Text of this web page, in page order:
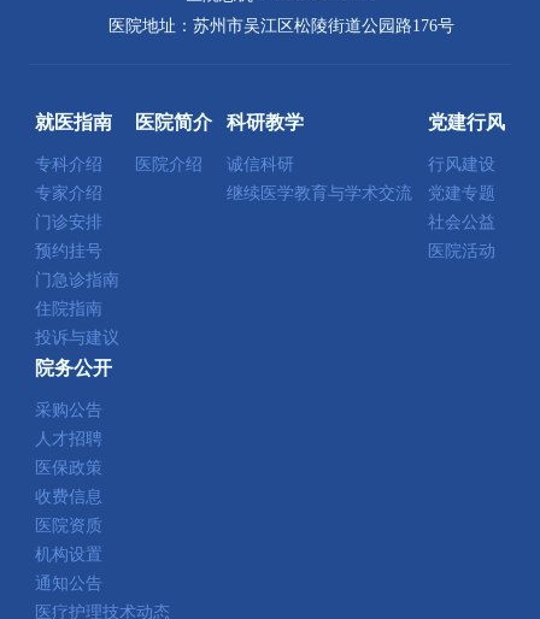
医院地址：苏州市吴江区松陵街道公园路176号
就医指南
专科介绍
专家介绍
门诊安排
预约挂号
门急诊指南
住院指南
投诉与建议
医院简介
医院介绍
科研教学
诚信科研
继续医学教育与学术交流
党建行风
行风建设
党建专题
社会公益
医院活动
院务公开
采购公告
人才招聘
医保政策
收费信息
医院资质
机构设置
通知公告
医疗护理技术动态